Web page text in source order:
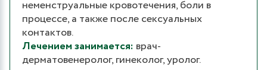
неменструальные кровотечения, боли в
процессе, а также после сексуальных
контактов.
Лечением занимается: врач-
дерматовенеролог, гинеколог, уролог.